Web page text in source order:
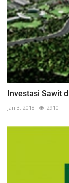
Investasi Sawit
Jan 3, 2018 2910